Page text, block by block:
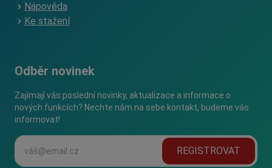
Nápověda
Ke stažení
Odběr novinek
Zajímají vás poslední novinky, aktualizace a informace o
nových funkcích? Nechte nám na sebe kontakt, budeme vás
informovat!
REGISTROVAT